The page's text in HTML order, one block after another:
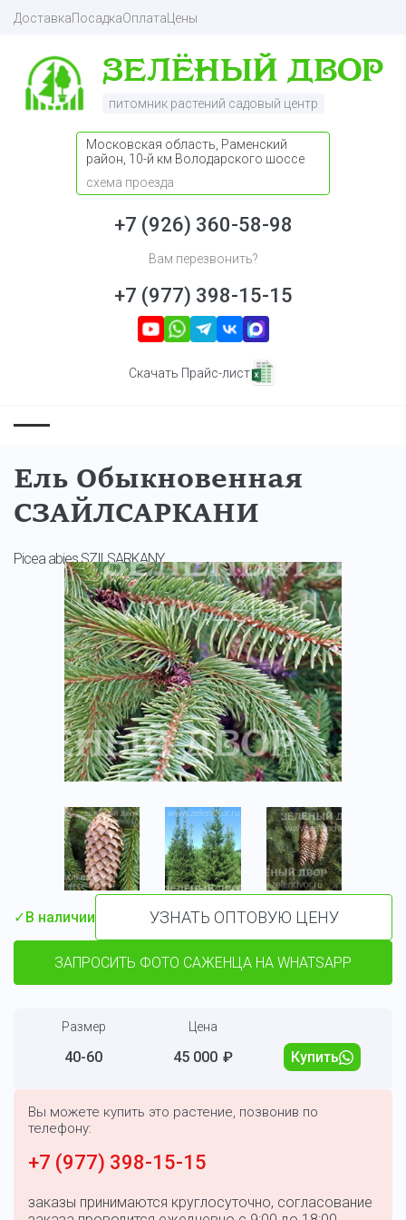
ДоставкаПосадкаОплата Цены
питомник растений садовый центр
Московская область, Раменский
район, 10-й км Володарского шоссе
схема проезда
+7 (926) 360-58-98
Вам перезвонить?
+7 (977) 398-15-15
Скачать Прайс-лист
Ель Обыкновенная
СЗАЙЛСАРКАНИ
Picea abies SZILSARKANY
✓В наличии УЗНАТЬ ОПТОВУЮ ЦЕНУ
ЗАПРОСИТЬ ФОТО САЖЕНЦА НА WHATSAPP
Размер Цена
40-60 45 000 ₽ Купить
Вы можете купить это растение, позвонив по
телефону:
+7 (977) 398-15-15
заказы принимаются круглосуточно, согласование